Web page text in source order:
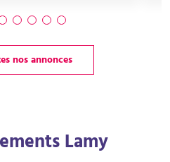
nos annonces
Lamy